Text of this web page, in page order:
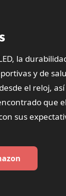
la
y de
el reloj,
que
sus